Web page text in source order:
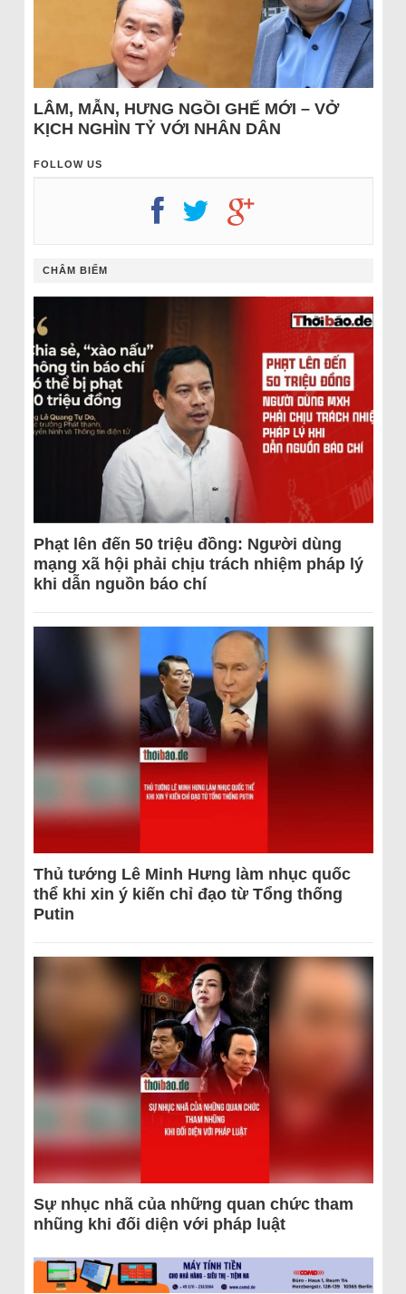
LÂM, MẪN, HƯNG NGỒI GHẾ MỚI – VỞ
KỊCH NGHÌN TỶ VỚI NHÂN DÂN
FOLLOW US
CHÂM BIẾM
Phạt lên đến 50 triệu đồng: Người dùng
mạng xã hội phải chịu trách nhiệm pháp lý
khi dẫn nguồn báo chí
Thủ tướng Lê Minh Hưng làm nhục quốc
thể khi xin ý kiến chỉ đạo từ Tổng thống
Putin
Sự nhục nhã của những quan chức tham
nhũng khi đối diện với pháp luật